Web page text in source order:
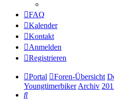
FAQ
Kalender
Kontakt
Anmelden
Registrieren
Portal Foren-Übersicht
Youngtimerbiker Archiv
Suche